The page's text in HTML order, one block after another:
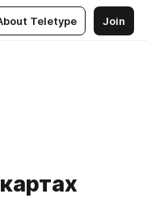
Teletype Join